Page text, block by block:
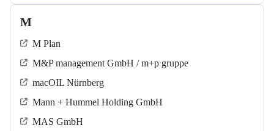
M
M Plan
M&P management GmbH / m+p gruppe
macOIL Nürnberg
Mann + Hummel Holding GmbH
MAS GmbH